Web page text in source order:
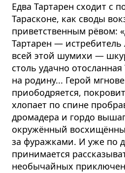
Едва Тартарен сходит с
Тарасконе, как своды
приветственным рёвом:
Тартарен —
всей этой шумихи —
столь удачно
на родину... Герой
приободряется,
хлопает по спине
дромадера и гордо
окружённый
за фуражками. И уже по
принимается
необычайных